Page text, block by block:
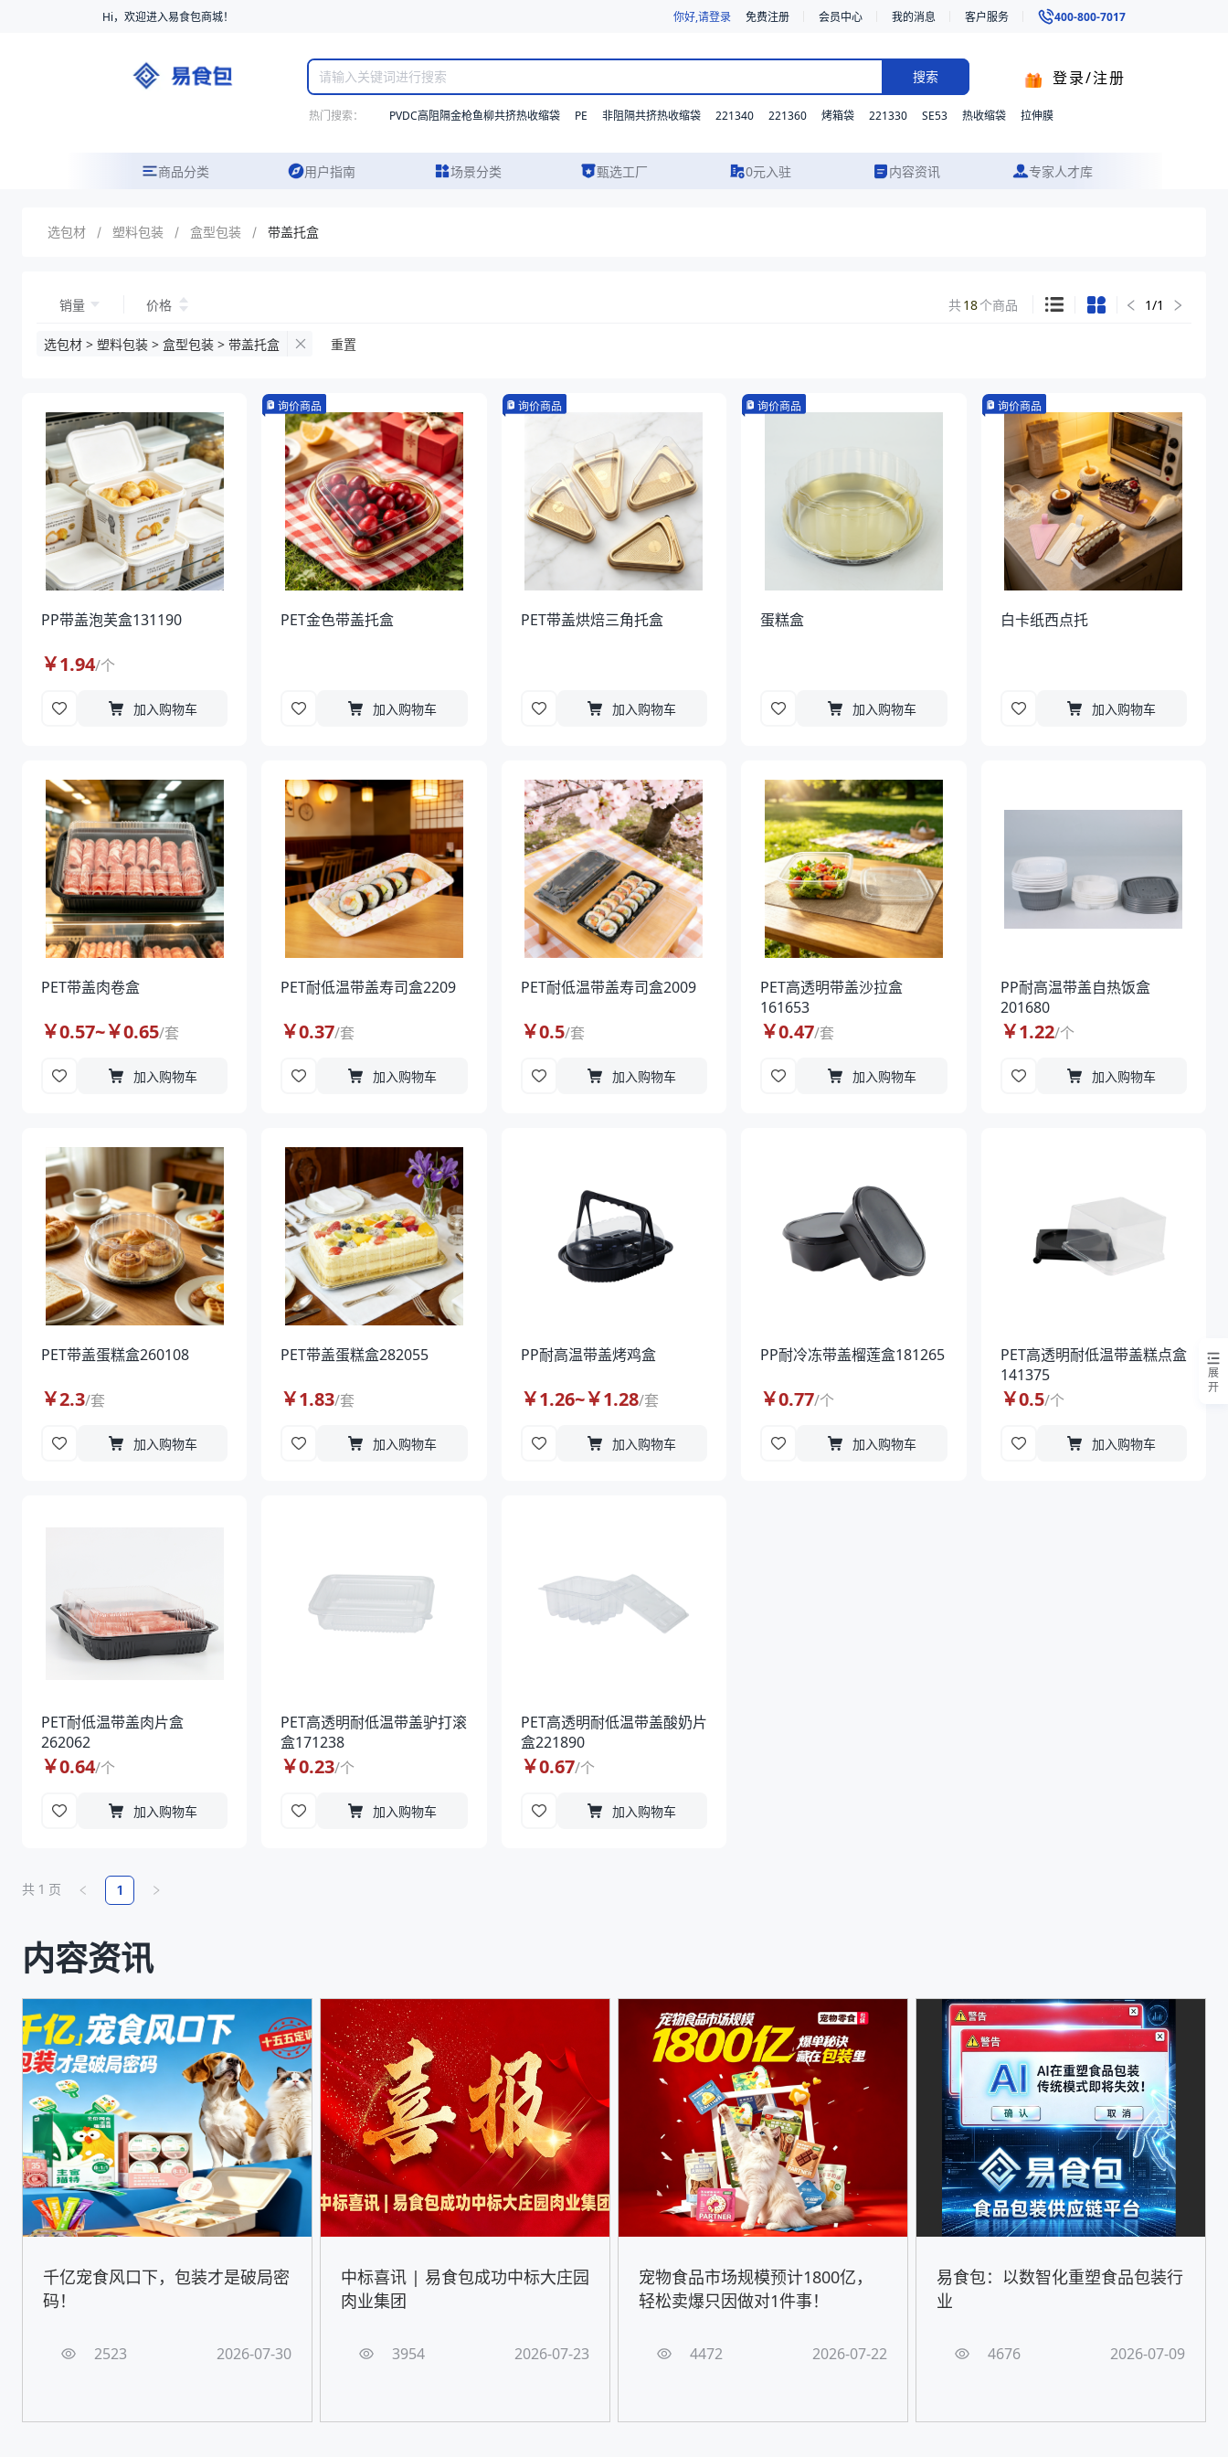
Hi，欢迎进入易食包商城！ 你好,请登录 免费注册 会员中心 我的消息 客户服务 400-800-7017
搜索 登录/注册
热门搜索： PVDC高阻隔金枪鱼柳共挤热收缩袋 PE 非阻隔共挤热收缩袋 221340 221360 烤箱袋 221330 SE53 热收缩袋 拉伸膜
商品分类 用户指南 场景分类 甄选工厂 0元入驻 内容资讯 专家人才库
选包材 / 塑料包装 / 盒型包装 / 带盖托盒
销量 价格 共18个商品 1/1
选包材 > 塑料包装 > 盒型包装 > 带盖托盒 重置
PP带盖泡芙盒131190
￥1.94/个
加入购物车
询价商品
PET金色带盖托盒
加入购物车
询价商品
PET带盖烘焙三角托盒
加入购物车
询价商品
蛋糕盒
加入购物车
询价商品
白卡纸西点托
加入购物车
PET带盖肉卷盒
￥0.57~￥0.65/套
加入购物车
PET耐低温带盖寿司盒2209
￥0.37/套
加入购物车
PET耐低温带盖寿司盒2009
￥0.5/套
加入购物车
PET高透明带盖沙拉盒
161653
￥0.47/套
加入购物车
PP耐高温带盖自热饭盒
201680
￥1.22/个
加入购物车
PET带盖蛋糕盒260108
￥2.3/套
加入购物车
PET带盖蛋糕盒282055
￥1.83/套
加入购物车
PP耐高温带盖烤鸡盒
￥1.26~￥1.28/套
加入购物车
PP耐冷冻带盖榴莲盒181265
￥0.77/个
加入购物车
PET高透明耐低温带盖糕点盒
141375
￥0.5/个
加入购物车
PET耐低温带盖肉片盒
262062
￥0.64/个
加入购物车
PET高透明耐低温带盖驴打滚
盒171238
￥0.23/个
加入购物车
PET高透明耐低温带盖酸奶片
盒221890
￥0.67/个
加入购物车
共 1 页 1
内容资讯
千亿宠食风口下，包装才是破局密
码！
2523 2026-07-30
中标喜讯 | 易食包成功中标大庄园
肉业集团
3954 2026-07-23
宠物食品市场规模预计1800亿，
轻松卖爆只因做对1件事！
4472 2026-07-22
易食包：以数智化重塑食品包装行
业
4676 2026-07-09
展
开